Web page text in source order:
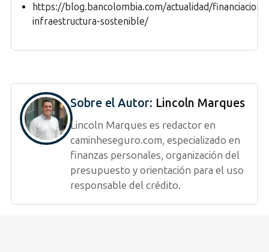
https://blog.bancolombia.com/actualidad/financiacion-
infraestructura-sostenible/
Sobre el Autor: Lincoln Marques
Lincoln Marques es redactor en
caminheseguro.com, especializado en
finanzas personales, organización del
presupuesto y orientación para el uso
responsable del crédito.